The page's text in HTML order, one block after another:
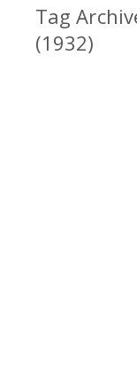
Tag
(1932)